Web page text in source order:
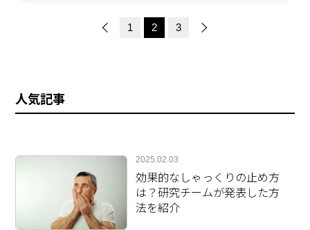
1 2 3
人気記事
2025.02.03
効果的なしゃっくりの止め方
は？研究チームが発表した方
法を紹介